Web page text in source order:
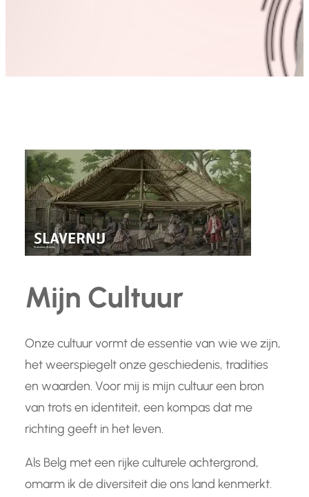
Mijn Cultuur
Onze cultuur vormt de essentie van wie we zijn,
het weerspiegelt onze geschiedenis, tradities
en waarden. Voor mij is mijn cultuur een bron
van trots en identiteit, een kompas dat me
richting geeft in het leven.
Als Belg met een rijke culturele achtergrond,
omarm ik de diversiteit die ons land kenmerkt.